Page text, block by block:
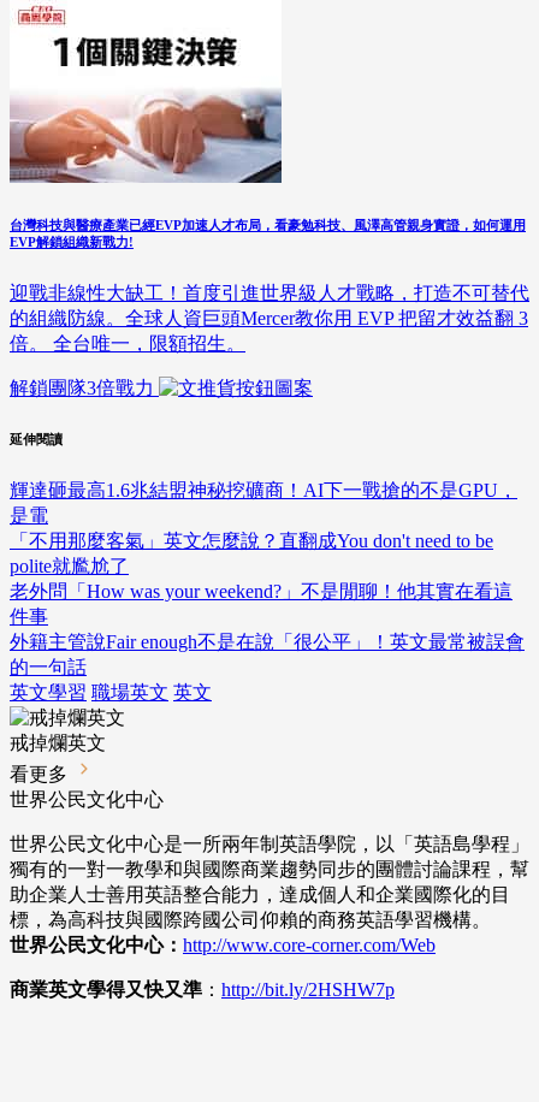
台灣科技與醫療產業已經EVP加速人才布局，看豪勉科技、風澤高管親身實證，如何運用
EVP解鎖組織新戰力!
迎戰非線性大缺工！首度引進世界級人才戰略，打造不可替代
的組織防線。全球人資巨頭Mercer教你用 EVP 把留才效益翻 3
倍。 全台唯一，限額招生。
解鎖團隊3倍戰力
延伸閱讀
輝達砸最高1.6兆結盟神秘挖礦商！AI下一戰搶的不是GPU，
是電
「不用那麼客氣」英文怎麼說？直翻成You don't need to be
polite就尷尬了
老外問「How was your weekend?」不是閒聊！他其實在看這
件事
外籍主管說Fair enough不是在說「很公平」！英文最常被誤會
的一句話
英文學習 職場英文 英文
戒掉爛英文
看更多
世界公民文化中心
世界公民文化中心是一所兩年制英語學院，以「英語島學程」
獨有的一對一教學和與國際商業趨勢同步的團體討論課程，幫
助企業人士善用英語整合能力，達成個人和企業國際化的目
標，為高科技與國際跨國公司仰賴的商務英語學習機構。
世界公民文化中心： http://www.core-corner.com/Web
商業英文學得又快又準 ： http://bit.ly/2HSHW7p